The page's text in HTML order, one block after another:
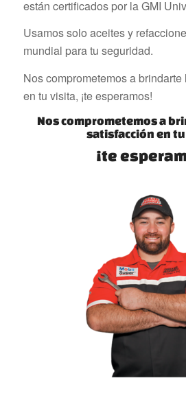
están certificados por la GMI
Usamos solo aceites y
mundial para tu seguridad.
Nos comprometemos a
en tu visita, ¡te esperamos!
Nos comprometemos a
satisfacción en
¡te